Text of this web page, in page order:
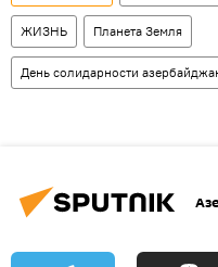
ЖИЗНЬ Планета Земля
День солидарности